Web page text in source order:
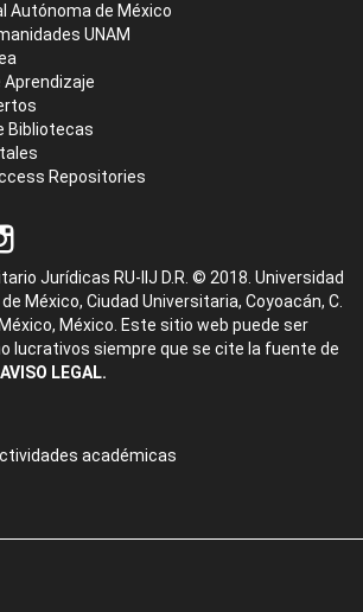
Autónoma de México
UNAM
Aprendizaje
Bibliotecas
Repositories
Jurídicas RU-IIJ D.R. © 2018. Universidad
México, Ciudad Universitaria, Coyoacán, C.
México. Este sitio web puede ser
lucrativos siempre que se cite la fuente de
AVISO LEGAL.
académicas